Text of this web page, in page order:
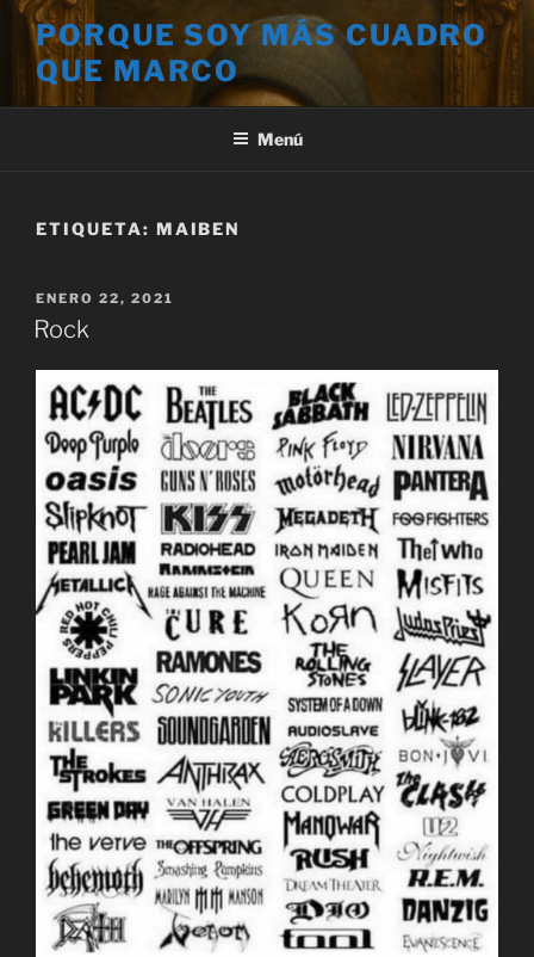
Saltar
contenido
PORQUE SOY MÁS CUADRO
QUE MARCO
Menú
ETIQUETA: MAIBEN
PUBLICADO
EL
ENERO 22, 2021
Rock